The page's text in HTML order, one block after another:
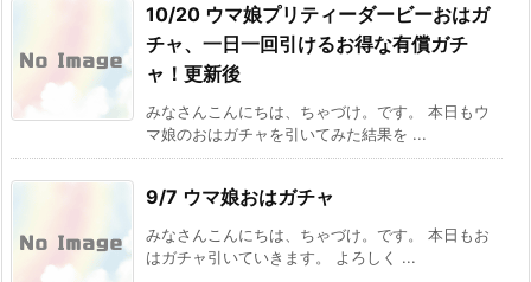
10/20 ウマ娘プリティーダービーおはガ
チャ、一日一回引けるお得な有償ガチ
ャ！更新後
みなさんこんにちは、ちゃづけ。です。 本日もウ
マ娘のおはガチャを引いてみた結果を ...
9/7 ウマ娘おはガチャ
みなさんこんにちは、ちゃづけ。です。 本日もお
はガチャ引いていきます。 よろしく ...